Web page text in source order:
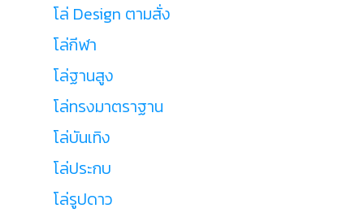
โล่ Design ตามสั่ง
โล่กีฬา
โล่ฐานสูง
โล่ทรงมาตราฐาน
โล่บันเทิง
โล่ประกบ
โล่รูปดาว